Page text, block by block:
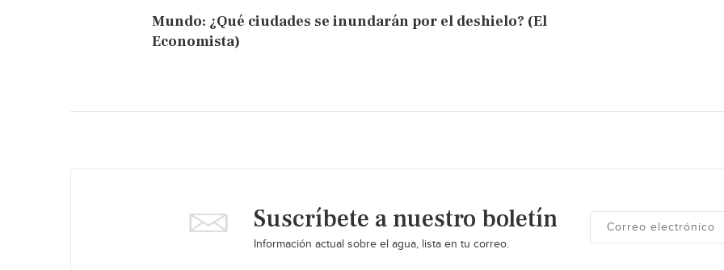
Mundo: ¿Qué ciudades se inundarán por el deshielo? (El
Economista)
Suscríbete a nuestro boletín
Información actual sobre el agua, lista en tu correo.